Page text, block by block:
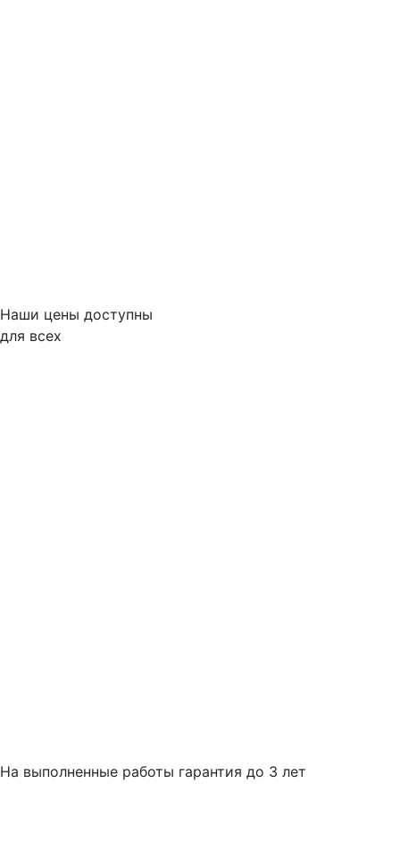
Наши цены доступны
для всех
На выполненные работы гарантия до 3 лет